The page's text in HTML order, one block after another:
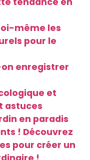
même les
pour le
enregistrer
et
astuces
en paradis
! Découvrez
pour créer un